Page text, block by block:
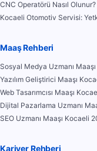
CNC Operatörü Nasıl
Kocaeli Otomotiv Servisi:
Maaş Rehberi
Sosyal Medya Uzmanı
Yazılım Geliştirici Maaşı
Web Tasarımcısı Maaşı
Dijital Pazarlama Uzmanı
SEO Uzmanı Maaşı Kocaeli
Kariyer Rehberi